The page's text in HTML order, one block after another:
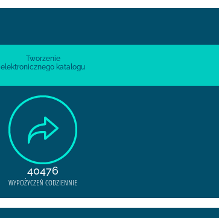
Tworzenie
elektronicznego katalogu
40476
WYPOŻYCZEŃ CODZIENNIE